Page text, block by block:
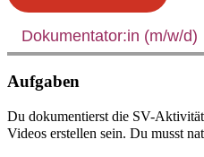
Dokumentator:in (m/w/d)
Aufgaben
Du dokumentierst die SV-
Videos erstellen sein. Du musst